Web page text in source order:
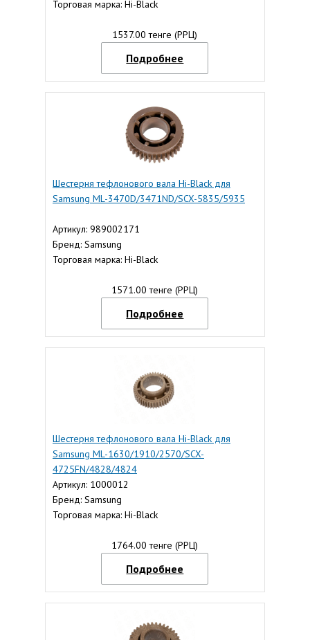
Торговая марка: Hi-Black
1537.00 тенге (РРЦ)
Подробнее
Шестерня тефлонового вала Hi-Black для
Samsung ML-3470D/3471ND/SCX-5835/5935
Артикул: 989002171
Бренд: Samsung
Торговая марка: Hi-Black
1571.00 тенге (РРЦ)
Подробнее
Шестерня тефлонового вала Hi-Black для
Samsung ML-1630/1910/2570/SCX-
4725FN/4828/4824
Артикул: 1000012
Бренд: Samsung
Торговая марка: Hi-Black
1764.00 тенге (РРЦ)
Подробнее